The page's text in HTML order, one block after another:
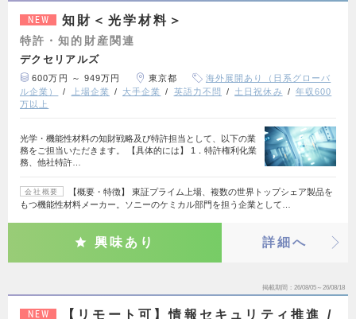
NEW 知財＜光学材料＞
特許・知的財産関連
デクセリアルズ
600万円 ～ 949万円 東京都
海外展開あり（日系グローバ
ル企業）
上場企業 大手企業 英語力不問 土日祝休み
年収600
万以上
光学・機能性材料の知財戦略及び特許担当として、以下の業
務をご担当いただきます。 【具体的には】 1．特許権利化業
務、他社特許…
会社概要
【概要・特徴】 東証プライム上場、複数の世界トップシェア製品を
もつ機能性材料メーカー。ソニーのケミカル部門を担う企業として…
興味あり 詳細へ
掲載期間 26/08/05～26/08/18
NEW
【リモート可】情報セキュリティ推進 /